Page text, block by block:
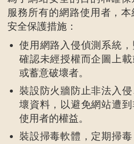
服務所有的網路使用者，
安全保護措施：
使用網路入侵偵測系統
確認未經授權而企圖上
或蓄意破壞者。
裝設防火牆防止非法入
壞資料，以避免網站遭
使用者的權益。
裝設掃毒軟體，定期掃